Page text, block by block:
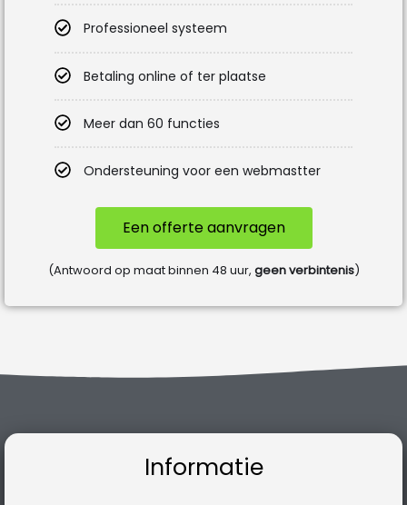
Professioneel systeem
Betaling online of ter plaatse
Meer dan 60 functies
Ondersteuning voor een webmastter
Een offerte aanvragen
(Antwoord op maat binnen 48 uur, geen verbintenis)
Informatie